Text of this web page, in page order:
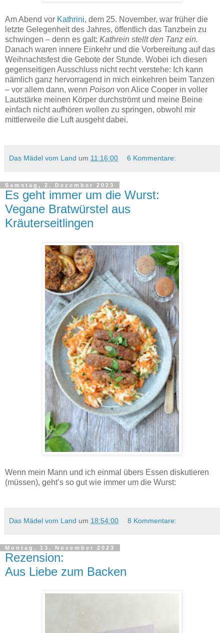
Am Abend vor Kathrini, dem 25. November, war früher die
letzte Gelegenheit des Jahres, öffentlich das Tanzbein zu
schwingen – denn es galt: Kathrein stellt den Tanz ein.
Danach waren innere Einkehr und die Vorbereitung auf das
Weihnachtsfest die Gebote der Stunde. Wobei ich diesen
gegenseitigen Ausschluss nicht recht verstehe: Ich kann
nämlich ganz hervorragend in mich einkehren beim Tanzen
– vor allem dann, wenn Poison von Alice Cooper in voller
Lautstärke meinen Körper durchströmt und meine Beine
einfach nicht aufhören wollen zu springen, obwohl mir
mittlerweile die Luft ausgeht dabei.
Das Mädel vom Land um 11:16:00 6 Kommentare:
Samstag, 2. Dezember 2023
Es geht immer um die Wurst:
Vegane Bratwürstel aus
Kräuterseitlingen
Wenn mein Mann und ich einmal übers Essen diskutieren
(müssen), geht’s so gut wie immer um die Wurst:
Das Mädel vom Land um 18:54:00 8 Kommentare:
Montag, 13. November 2023
Rezension:
Aus Liebe zum Backen